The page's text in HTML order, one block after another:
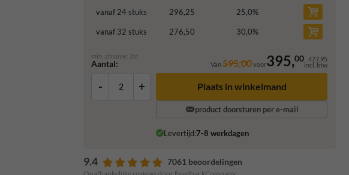
vanaf 24 stuks 296,25 25,0%
vanaf 32 stuks 276,50 30,0%
min. afname: 2st
Aantal: Van595,00voor395,00 477,95
incl. btw
- + Plaats in winkelmand
product doorsturen per e-mail
Levertijd:7-8 werkdagen
9.4 7061 beoordelingen